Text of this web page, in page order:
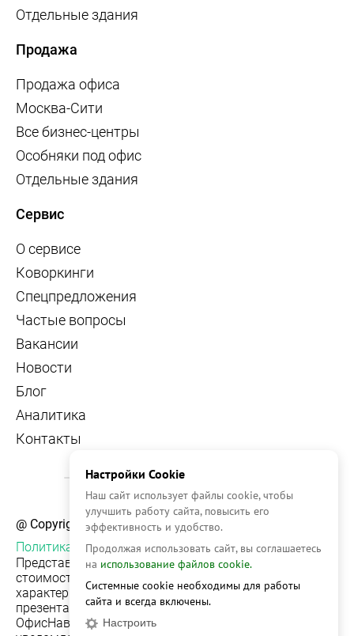
Отдельные здания
Продажа
Продажа офиса
Москва-Сити
Все бизнес-центры
Особняки под офис
Отдельные здания
Сервис
О сервисе
Коворкинги
Спецпредложения
Частые вопросы
Вакансии
Новости
Блог
Аналитика
Контакты
@ Copyright, 2026 OFFICE NAVIGATOR
Политика конфиденциальности
Представленная на сайте информация, в т.ч.
стоимости объектов, носит информационный
характер и не является публичной офертой. Условия
презентации объекта недвижимости на сервисе
ОфисНавигатор могут быть изменены без
Настройки Cookie
Наш сайт использует файлы cookie, чтобы
улучшить работу сайта, повысить его
эффективность и удобство.
Продолжая использовать сайт, вы соглашаетесь
на использование файлов cookie.
Системные cookie необходимы для работы
сайта и всегда включены.
Настроить